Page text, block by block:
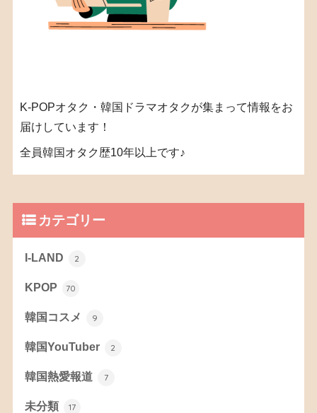
K-POPオタク・韓国ドラマオタクが集まって情報をお
届けしています！
全員韓国オタク歴10年以上です♪
カテゴリー
I-LAND 2
KPOP 70
韓国コスメ 9
韓国YouTuber 2
韓国熱愛報道 7
未分類 17